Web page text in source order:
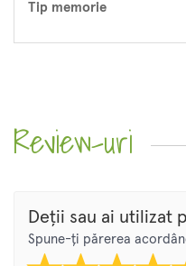
Tip memorie
Review-uri
Deții sau ai utilizat
Spune-ți părerea